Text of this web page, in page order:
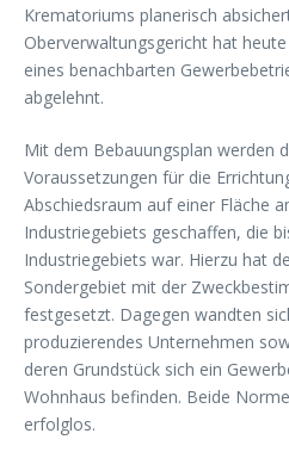
Krematoriums planerisch
Oberverwaltungsgericht hat
eines benachbarten
abgelehnt.
Mit dem Bebauungsplan werden
Voraussetzungen für die
Abschiedsraum auf einer Fläche
Industriegebiets geschaffen, die
Industriegebiets war. Hierzu hat
Sondergebiet mit der
festgesetzt. Dagegen wandten
produzierendes Unternehmen
deren Grundstück sich ein
Wohnhaus befinden. Beide
erfolglos.